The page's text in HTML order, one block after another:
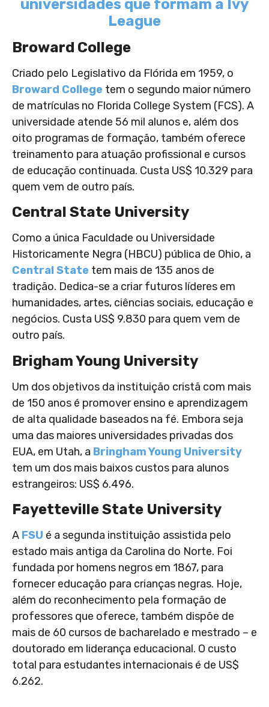
universidades que formam a Ivy
League
Broward College
Criado pelo Legislativo da Flórida em 1959, o
Broward College tem o segundo maior número
de matrículas no Florida College System (FCS). A
universidade atende 56 mil alunos e, além dos
oito programas de formação, também oferece
treinamento para atuação profissional e cursos
de educação continuada. Custa US$ 10.329 para
quem vem de outro país.
Central State University
Como a única Faculdade ou Universidade
Historicamente Negra (HBCU) pública de Ohio, a
Central State tem mais de 135 anos de
tradição. Dedica-se a criar futuros líderes em
humanidades, artes, ciências sociais, educação e
negócios. Custa US$ 9.830 para quem vem de
outro país.
Brigham Young University
Um dos objetivos da instituição cristã com mais
de 150 anos é promover ensino e aprendizagem
de alta qualidade baseados na fé. Embora seja
uma das maiores universidades privadas dos
EUA, em Utah, a Bringham Young University
tem um dos mais baixos custos para alunos
estrangeiros: US$ 6.496.
Fayetteville State University
A FSU é a segunda instituição assistida pelo
estado mais antiga da Carolina do Norte. Foi
fundada por homens negros em 1867, para
fornecer educação para crianças negras. Hoje,
além do reconhecimento pela formação de
professores que oferece, também dispõe de
mais de 60 cursos de bacharelado e mestrado – e
doutorado em liderança educacional. O custo
total para estudantes internacionais é de US$
6.262.